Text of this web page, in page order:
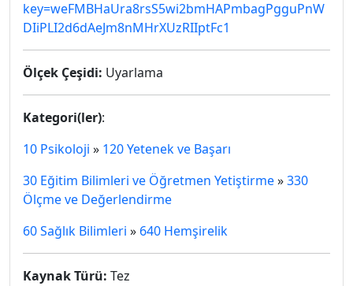
key=weFMBHaUra8rsS5wi2bmHAPmbagPgguPnW
DIiPLI2d6dAeJm8nMHrXUzRIIptFc1
Ölçek Çeşidi: Uyarlama
Kategori(ler):
10 Psikoloji » 120 Yetenek ve Başarı
30 Eğitim Bilimleri ve Öğretmen Yetiştirme»330
Ölçme ve Değerlendirme
60 Sağlık Bilimleri » 640 Hemşirelik
Kaynak Türü: Tez